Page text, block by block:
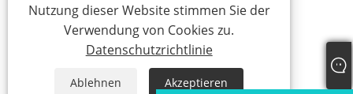
Nutzung dieser Website stimmen Sie der
Verwendung von Cookies zu.
Datenschutzrichtlinie
Ablehnen
Akzeptieren